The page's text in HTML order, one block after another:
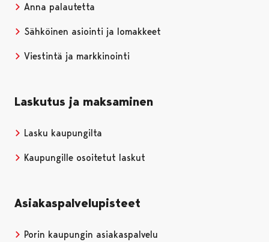
Anna palautetta
Sähköinen asiointi ja lomakkeet
Viestintä ja markkinointi
Laskutus ja maksaminen
Lasku kaupungilta
Kaupungille osoitetut laskut
Asiakaspalvelupisteet
Porin kaupungin asiakaspalvelu